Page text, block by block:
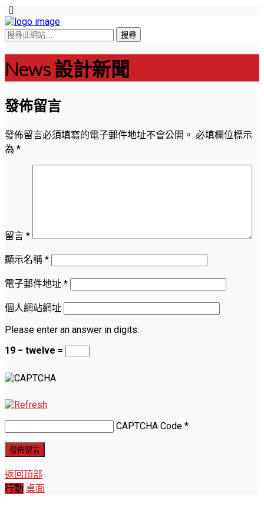
News 設計新聞
發佈留言
發佈留言必須填寫的電子郵件地址不會公開。 必填欄位標示
為 *
留言 *
顯示名稱 *
電子郵件地址 *
個人網站網址
Please enter an answer in digits:
19 − twelve =
CAPTCHA Code *
返回頂部
行動 桌面